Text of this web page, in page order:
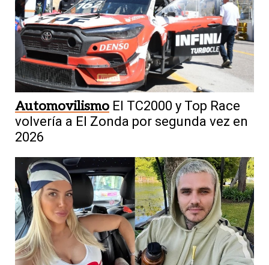
Automovilismo El TC2000 y Top Race
volvería a El Zonda por segunda vez en
2026